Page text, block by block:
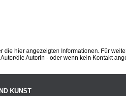
die hier angezeigten Informationen. Für
die Autorin - oder wenn kein Kontakt
KUNST